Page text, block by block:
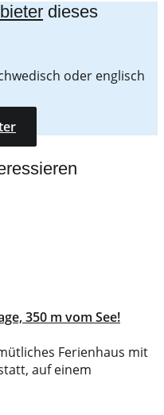
dieses
oder englisch
350 m vom See!
Ferienhaus mit
auf einem